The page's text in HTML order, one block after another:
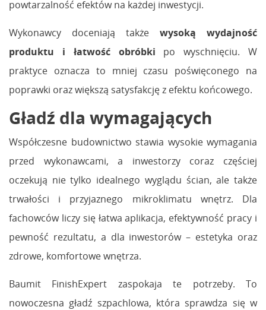
powtarzalność efektów na każdej inwestycji.
Wykonawcy doceniają także wysoką wydajność
produktu i łatwość obróbki po wyschnięciu. W
praktyce oznacza to mniej czasu poświęconego na
poprawki oraz większą satysfakcję z efektu końcowego.
Gładź dla wymagających
Współczesne budownictwo stawia wysokie wymagania
przed wykonawcami, a inwestorzy coraz częściej
oczekują nie tylko idealnego wyglądu ścian, ale także
trwałości i przyjaznego mikroklimatu wnętrz. Dla
fachowców liczy się łatwa aplikacja, efektywność pracy i
pewność rezultatu, a dla inwestorów – estetyka oraz
zdrowe, komfortowe wnętrza.
Baumit FinishExpert zaspokaja te potrzeby. To
nowoczesna gładź szpachlowa, która sprawdza się w